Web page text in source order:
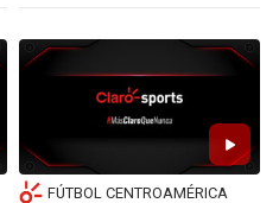
FÚTBOL CENTROAMÉRICA